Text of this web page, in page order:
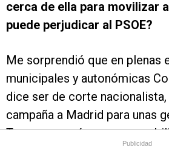
cerca de ella para movilizar
puede perjudicar al PSOE?
Me sorprendió que en plenas
municipales y autonómicas
dice ser de corte nacionalista,
campaña a Madrid para unas
Tenemos aquí una
Publicidad